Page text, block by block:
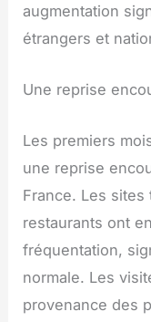
augmentation
étrangers et
Une reprise
Les premiers
une reprise
France. Les
restaurants ont
fréquentation,
normale. Les
provenance des